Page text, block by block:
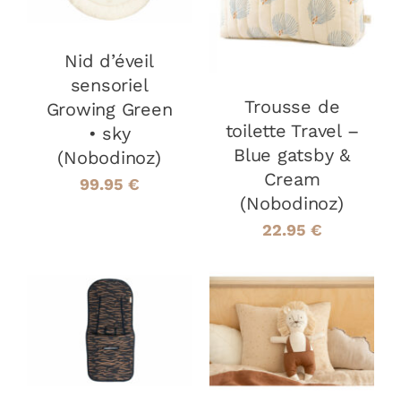
Nid d’éveil
sensoriel
Growing Green
• sky
(Nobodinoz)
99.95 €
DÉTAILS
Trousse de
toilette Travel –
Blue gatsby &
Cream
(Nobodinoz)
22.95 €
AJOUTER AU
PANIER
/
DÉTAILS
AJOUTER AU
PANIER
/
DÉTAILS